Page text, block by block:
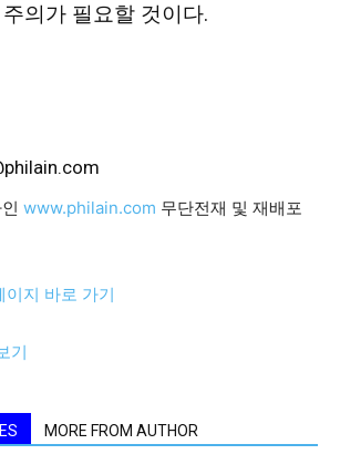
의가 필요할 것이다.
www.philain.com 무단전재 및 재배포
지 바로 가기
기
MORE FROM AUTHOR